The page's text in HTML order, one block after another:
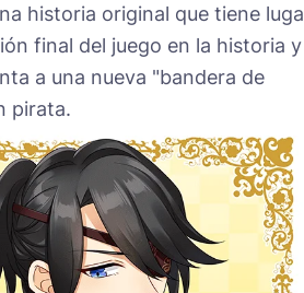
historia original que tiene
final del juego en la historia y
a una nueva "bandera de
pirata.